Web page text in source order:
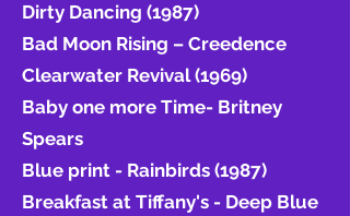
Dirty Dancing (1987)
Bad Moon Rising – Creedence
Clearwater Revival (1969)
Baby one more Time- Britney
Spears
Blue print - Rainbirds (1987)
Breakfast at Tiffany's - Deep Blue